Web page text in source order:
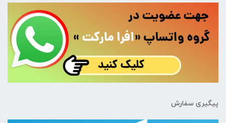
پیگیری سفارش